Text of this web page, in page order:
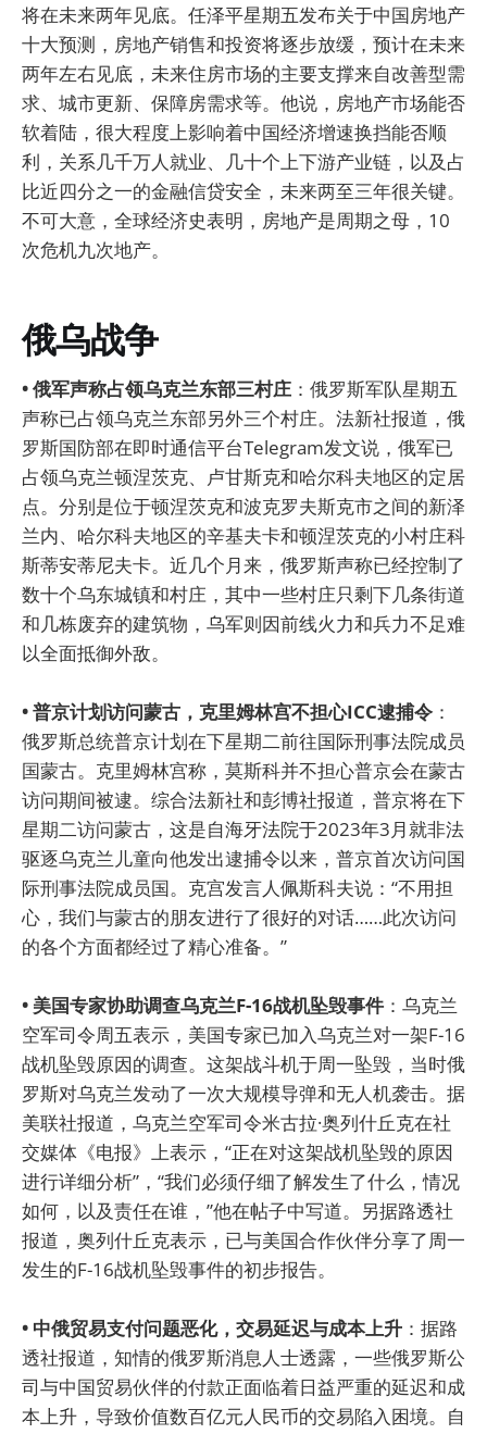
将在未来两年见底。任泽平星期五发布关于中国房地产
十大预测，房地产销售和投资将逐步放缓，预计在未来
两年左右见底，未来住房市场的主要支撑来自改善型需
求、城市更新、保障房需求等。他说，房地产市场能否
软着陆，很大程度上影响着中国经济增速换挡能否顺
利，关系几千万人就业、几十个上下游产业链，以及占
比近四分之一的金融信贷安全，未来两至三年很关键。
不可大意，全球经济史表明，房地产是周期之母，10
次危机九次地产。
俄乌战争
• 俄军声称占领乌克兰东部三村庄 ：俄罗斯军队星期五
声称已占领乌克兰东部另外三个村庄。法新社报道，俄
罗斯国防部在即时通信平台Telegram发文说，俄军已
占领乌克兰顿涅茨克、卢甘斯克和哈尔科夫地区的定居
点。分别是位于顿涅茨克和波克罗夫斯克市之间的新泽
兰内、哈尔科夫地区的辛基夫卡和顿涅茨克的小村庄科
斯蒂安蒂尼夫卡。近几个月来，俄罗斯声称已经控制了
数十个乌东城镇和村庄，其中一些村庄只剩下几条街道
和几栋废弃的建筑物，乌军则因前线火力和兵力不足难
以全面抵御外敌。
• 普京计划访问蒙古，克里姆林宫不担心ICC逮捕令 ：
俄罗斯总统普京计划在下星期二前往国际刑事法院成员
国蒙古。克里姆林宫称，莫斯科并不担心普京会在蒙古
访问期间被逮。综合法新社和彭博社报道，普京将在下
星期二访问蒙古，这是自海牙法院于2023年3月就非法
驱逐乌克兰儿童向他发出逮捕令以来，普京首次访问国
际刑事法院成员国。克宫发言人佩斯科夫说：“不用担
心，我们与蒙古的朋友进行了很好的对话……此次访问
的各个方面都经过了精心准备。”
• 美国专家协助调查乌克兰F-16战机坠毁事件 ：乌克兰
空军司令周五表示，美国专家已加入乌克兰对一架F-16
战机坠毁原因的调查。这架战斗机于周一坠毁，当时俄
罗斯对乌克兰发动了一次大规模导弹和无人机袭击。据
美联社报道，乌克兰空军司令米古拉·奥列什丘克在社
交媒体《电报》上表示，“正在对这架战机坠毁的原因
进行详细分析”，“我们必须仔细了解发生了什么，情况
如何，以及责任在谁，”他在帖子中写道。另据路透社
报道，奥列什丘克表示，已与美国合作伙伴分享了周一
发生的F-16战机坠毁事件的初步报告。
• 中俄贸易支付问题恶化，交易延迟与成本上升 ：据路
透社报道，知情的俄罗斯消息人士透露，一些俄罗斯公
司与中国贸易伙伴的付款正面临着日益严重的延迟和成
本上升，导致价值数百亿元人民币的交易陷入困境。自